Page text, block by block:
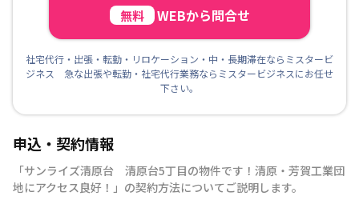
無料 WEBから問合せ
社宅代行・出張・転勤・リロケーション・中・長期滞在ならミスタービ
ジネス 急な出張や転勤・社宅代行業務ならミスタービジネスにお任せ
下さい。
申込・契約情報
「サンライズ清原台 清原台5丁目の物件です！清原・芳賀工業団
地にアクセス良好！ 」の契約方法についてご説明します。